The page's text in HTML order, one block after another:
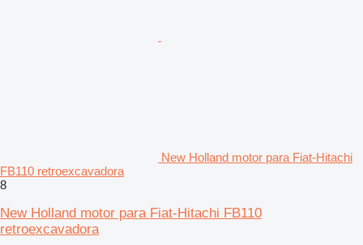
New Holland motor para Fiat-Hitachi
FB110 retroexcavadora
8
New Holland motor para Fiat-Hitachi FB110
retroexcavadora